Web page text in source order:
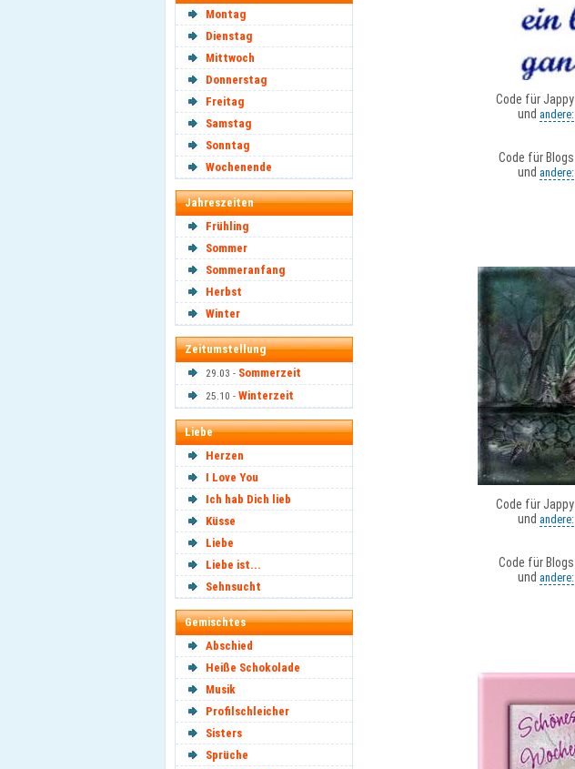
Montag
Dienstag
Mittwoch
Donnerstag
Freitag
Samstag
Sonntag
Wochenende
Jahreszeiten
Frühling
Sommer
Sommeranfang
Herbst
Winter
Zeitumstellung
29.03 - Sommerzeit
25.10 - Winterzeit
Liebe
Herzen
I Love You
Ich hab Dich lieb
Küsse
Liebe
Liebe ist...
Sehnsucht
Gemischtes
Abschied
Heiße Schokolade
Musik
Profilschleicher
Sisters
Sprüche
Code für Jappy
und andere:
Code für Blogs
und andere:
Code für Jappy
und andere:
Code für Blogs
und andere: